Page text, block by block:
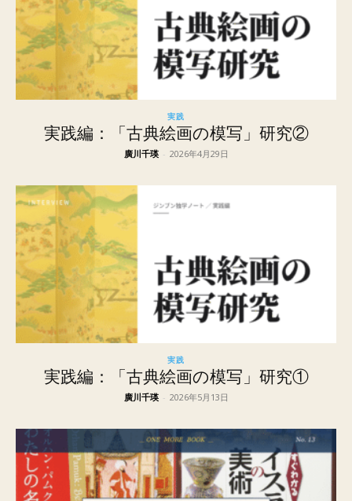
実践
実践編：「古典絵画の模写」研究②
廣川千瑛 - 2026年4月29日
実践
実践編：「古典絵画の模写」研究①
廣川千瑛 - 2026年5月13日